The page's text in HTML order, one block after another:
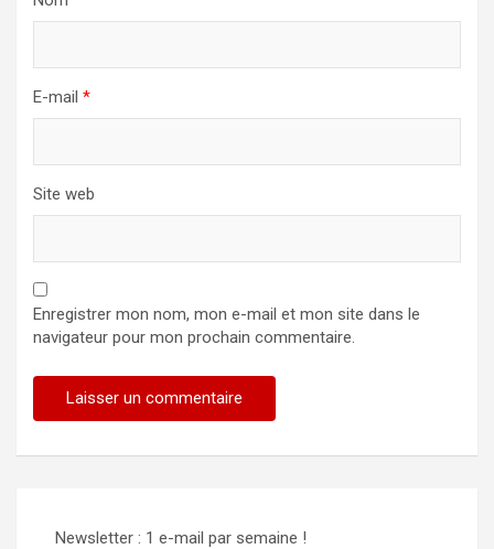
E-mail *
Site web
Enregistrer mon nom, mon e-mail et mon site dans le
navigateur pour mon prochain commentaire.
Newsletter : 1 e-mail par semaine !